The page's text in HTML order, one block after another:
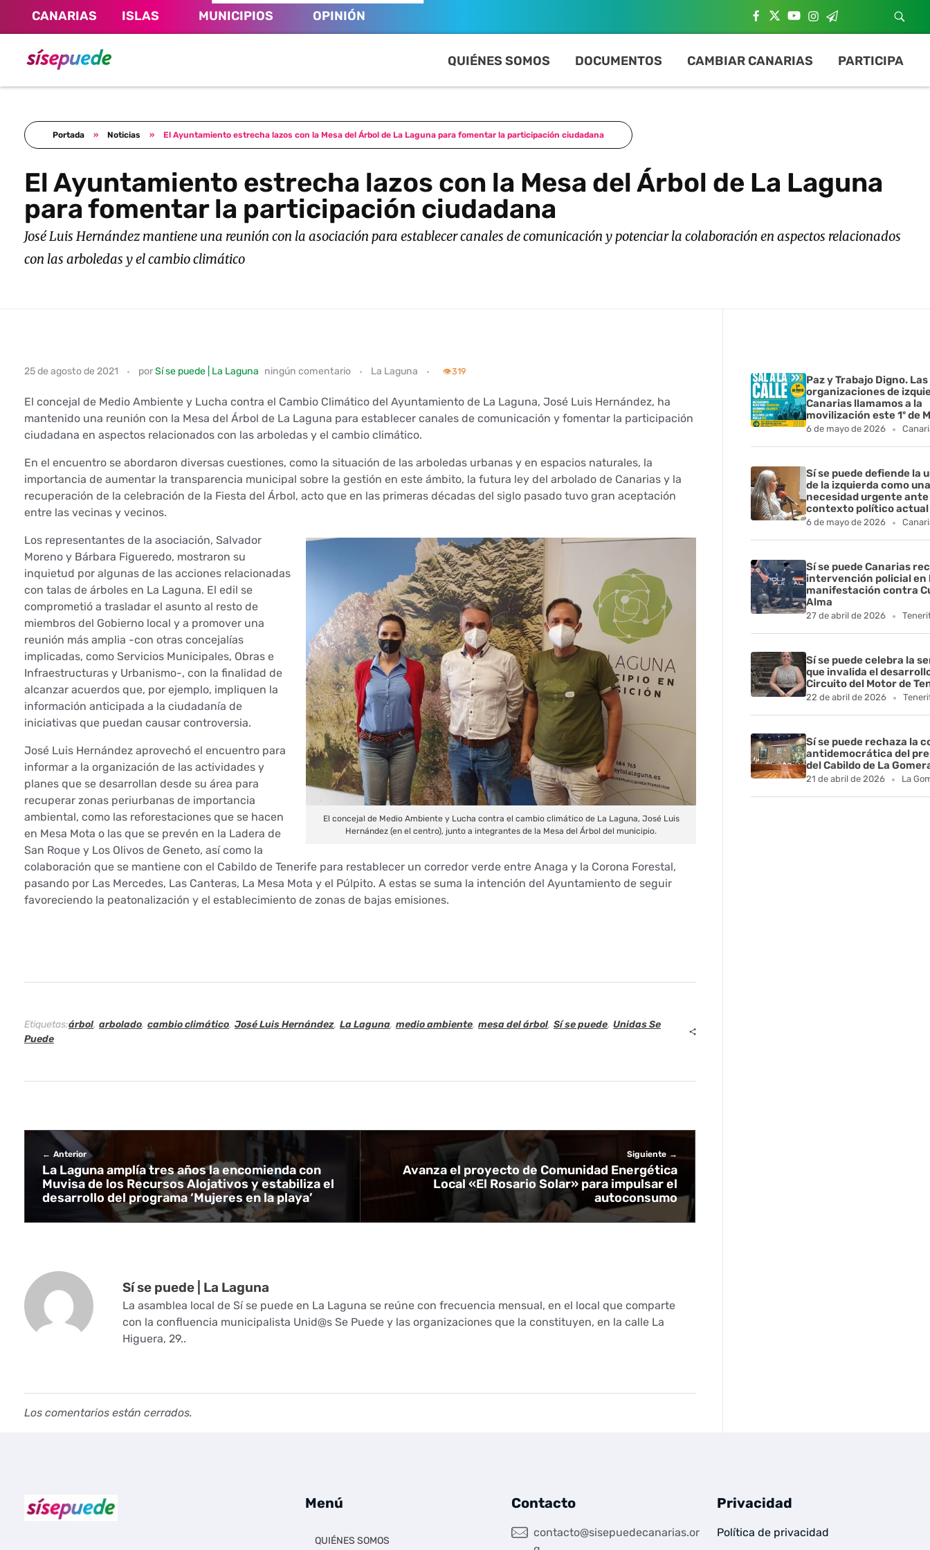
CANARIAS ISLAS MUNICIPIOS OPINIÓN
QUIÉNES SOMOS DOCUMENTOS CAMBIAR CANARIAS PARTICIPA
Portada » Noticias » El Ayuntamiento estrecha lazos con la Mesa del Árbol de La Laguna para fomentar la participación ciudadana
El Ayuntamiento estrecha lazos con la Mesa del Árbol de La Laguna
para fomentar la participación ciudadana
José Luis Hernández mantiene una reunión con la asociación para establecer canales de comunicación y potenciar la colaboración en aspectos relacionados
con las arboledas y el cambio climático
E
l
A
u
n
t
a
m
i
e
n
t
o
e
s
t
r
e
a
o
M
e
d
Á
25 de agosto de 2021 porSí se puede | La Laguna ningún comentario La Laguna 👁️319
El concejal de Medio Ambiente y Lucha contra el Cambio Climático del Ayuntamiento de La Laguna, José Luis Hernández, ha
mantenido una reunión con la Mesa del Árbol de La Laguna para establecer canales de comunicación y fomentar la participación
ciudadana en aspectos relacionados con las arboledas y el cambio climático.
En el encuentro se abordaron diversas cuestiones, como la situación de las arboledas urbanas y en espacios naturales, la
importancia de aumentar la transparencia municipal sobre la gestión en este ámbito, la futura ley del arbolado de Canarias y la
recuperación de la celebración de la Fiesta del Árbol, acto que en las primeras décadas del siglo pasado tuvo gran aceptación
entre las vecinas y vecinos.
El concejal de Medio Ambiente y Lucha contra el cambio climático de La Laguna, José Luis
Hernández (en el centro), junto a integrantes de la Mesa del Árbol del municipio.
Los representantes de la asociación, Salvador
Moreno y Bárbara Figueredo, mostraron su
inquietud por algunas de las acciones relacionadas
con talas de árboles en La Laguna. El edil se
comprometió a trasladar el asunto al resto de
miembros del Gobierno local y a promover una
reunión más amplia -con otras concejalías
implicadas, como Servicios Municipales, Obras e
Infraestructuras y Urbanismo-, con la finalidad de
alcanzar acuerdos que, por ejemplo, impliquen la
información anticipada a la ciudadanía de
iniciativas que puedan causar controversia.
José Luis Hernández aprovechó el encuentro para
informar a la organización de las actividades y
planes que se desarrollan desde su área para
recuperar zonas periurbanas de importancia
ambiental, como las reforestaciones que se hacen
en Mesa Mota o las que se prevén en la Ladera de
San Roque y Los Olivos de Geneto, así como la
colaboración que se mantiene con el Cabildo de Tenerife para restablecer un corredor verde entre Anaga y la Corona Forestal,
pasando por Las Mercedes, Las Canteras, La Mesa Mota y el Púlpito. A estas se suma la intención del Ayuntamiento de seguir
favoreciendo la peatonalización y el establecimiento de zonas de bajas emisiones.
Etiquetas:árbol, arbolado, cambio climático, José Luis Hernández, La Laguna, medio ambiente, mesa del árbol, Sí se puede, Unidas Se
Puede
Anterior
La Laguna amplía tres años la encomienda con
Muvisa de los Recursos Alojativos y estabiliza el
desarrollo del programa ‘Mujeres en la playa’
Siguiente
Avanza el proyecto de Comunidad Energética
Local «El Rosario Solar» para impulsar el
autoconsumo
Sí se puede | La Laguna
La asamblea local de Sí se puede en La Laguna se reúne con frecuencia mensual, en el local que comparte
con la confluencia municipalista Unid@s Se Puede y las organizaciones que la constituyen, en la calle La
Higuera, 29..
Los comentarios están cerrados.
Paz y Trabajo Digno. Las
organizaciones de
Canarias llamamos a la
movilización este 1º de
6 de mayo de 2026
Sí se puede defiende la
de la izquierda como una
necesidad urgente ante
contexto político actual
6 de mayo de 2026
Sí se puede Canarias
intervención policial en
manifestación contra
Alma
27 de abril de 2026
Sí se puede celebra la
que invalida el
Circuito del Motor de
22 de abril de 2026
Sí se puede rechaza la
antidemocrática del
del Cabildo de La
21 de abril de 2026 La
Menú
QUIÉNES SOMOS
Contacto
contacto@sisepuedecanarias.or
Privacidad
Política de privacidad